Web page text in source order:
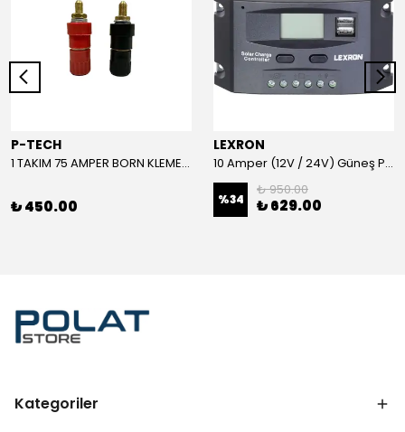
P-TECH
1 TAKIM 75 AMPER BORN KLEMENS (KIRMIZI-SİYAH)
₺ 450.00
LEXRON
10 Amper (12V / 24V) Güneş Paneli Şarj Kontrol Cihazı
%34
₺ 950.00
₺ 629.00
Kategoriler